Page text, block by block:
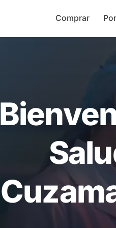
Comprar